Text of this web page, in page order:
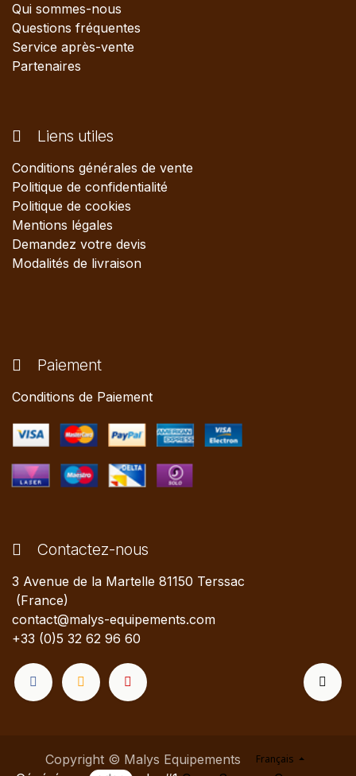
Qui sommes-nous
Questions fréquentes
Service après-vente
Partenaires
Liens utiles
Conditions générales de vente
Politique de confidentialité
Politique de cookies
Mentions légales
Demandez votre devis
Modalités de livraison
Paiement
Conditions de Paiement
Contactez-nous
3 Avenue de la Martelle 81150 Terssac
(France)
contact@malys-equipements.com
+33 (0)5 32 62 96 60
Copyright © Malys Equipements Français